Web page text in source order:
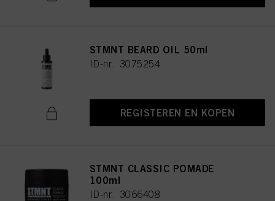
STMNT BEARD OIL 50ml
ID-nr. 3075254
REGISTEREN EN KOPEN
STMNT CLASSIC POMADE
100ml
ID-nr. 3066408